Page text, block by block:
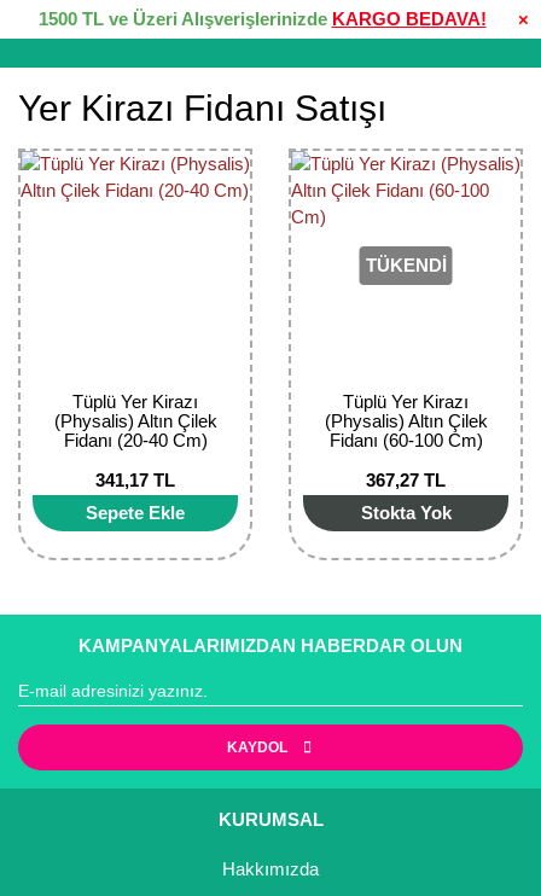
×
1500 TL ve Üzeri Alışverişlerinizde KARGO BEDAVA!
Yer Kirazı Fidanı Satışı
Tüplü Yer Kirazı
(Physalis) Altın Çilek
Fidanı (20-40 Cm)
341,17 TL
Sepete Ekle
TÜKENDİ
Tüplü Yer Kirazı
(Physalis) Altın Çilek
Fidanı (60-100 Cm)
367,27 TL
Stokta Yok
KAMPANYALARIMIZDAN HABERDAR OLUN
KAYDOL
KURUMSAL
Hakkımızda